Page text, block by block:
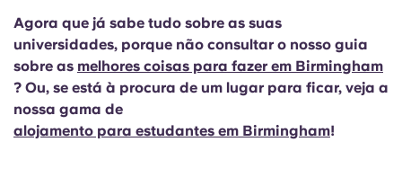
Agora que já sabe tudo sobre as suas
universidades, porque não consultar o nosso guia
sobre as melhores coisas para fazer em Birmingham
? Ou, se está à procura de um lugar para ficar, veja a
nossa gama de
alojamento para estudantes em Birmingham!